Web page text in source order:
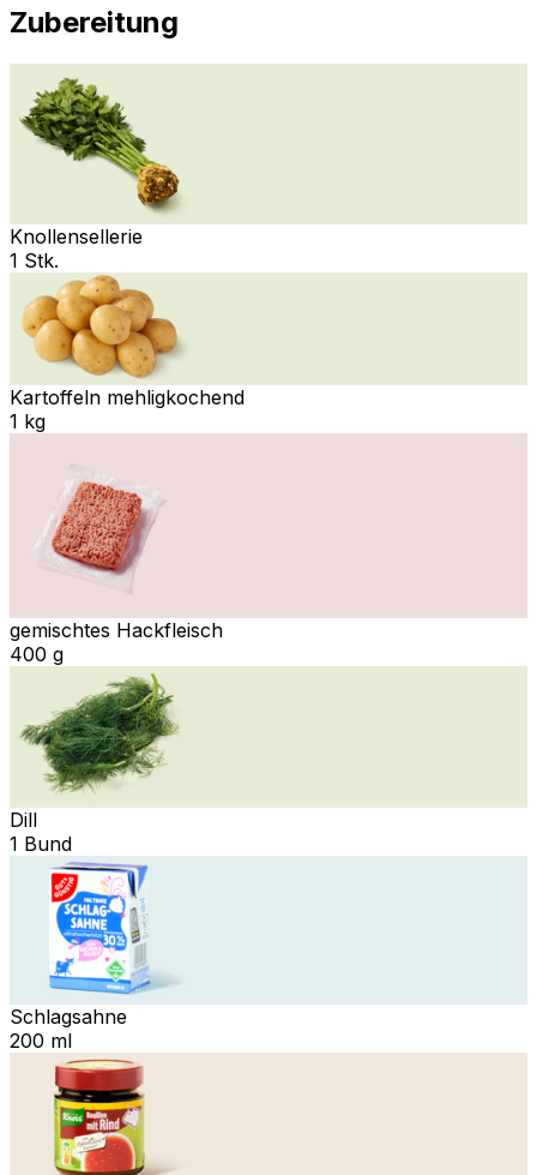
Zubereitung
Knollensellerie
1 Stk.
Kartoffeln mehligkochend
1 kg
gemischtes Hackfleisch
400 g
Dill
1 Bund
Schlagsahne
200 ml